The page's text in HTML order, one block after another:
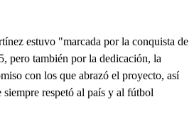
estuvo "marcada por la conquista de
pero también por la dedicación, la
con los que abrazó el proyecto, así
respetó al país y al fútbol